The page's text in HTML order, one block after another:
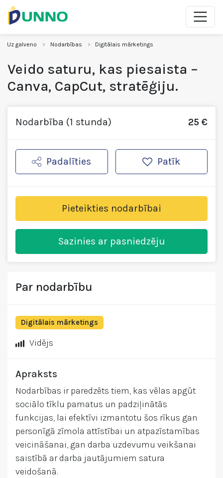
Uz galveno Nodarbības Digitālais mārketings
Veido saturu, kas piesaista –
Canva, CapCut, stratēģiju.
Nodarbība (1 stunda) 25 €
Padalīties Patīk
Pieteikties nodarbībai
Sazinies ar pasniedzēju
Par nodarbību
Digitālais mārketings
Vidējs
Apraksts
Nodarbības ir paredzēts tiem, kas vēlas apgūt
sociālo tīklu pamatus un padziļinātās
funkcijas, lai efektīvi izmantotu šos rīkus gan
personīgā zīmola attīstībai un atpazīstamības
veicināšanai, gan darba uzdevumu veikšanai
saistībā ar darba jautājumiem satura
veidošanā.